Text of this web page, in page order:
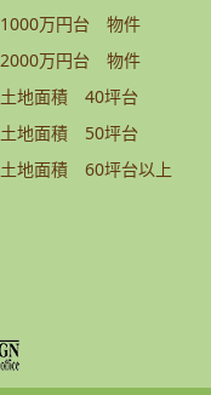
1000万円台 物件
2000万円台 物件
土地面積 40坪台
土地面積 50坪台
土地面積 60坪台以上